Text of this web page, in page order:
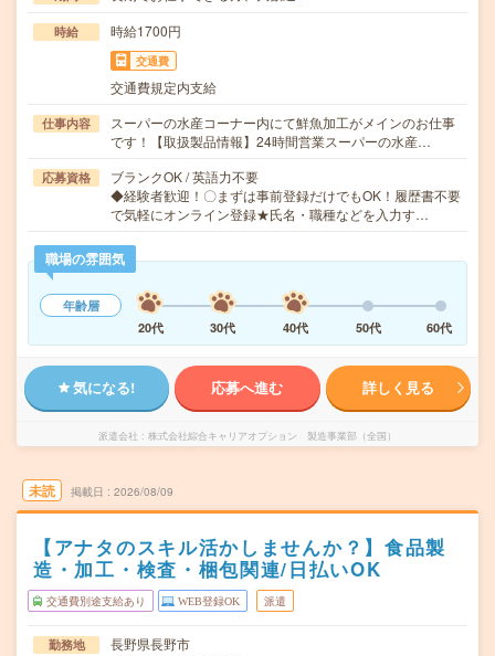
時給 時給1700円
交通費
交通費規定内支給
仕事内容
スーパーの水産コーナー内にて鮮魚加工がメインのお仕事
です！【取扱製品情報】24時間営業スーパーの水産…
応募資格
ブランクOK / 英語力不要
◆経験者歓迎！〇まずは事前登録だけでもOK！履歴書不要
で気軽にオンライン登録★氏名・職種などを入力す…
職場の雰囲気
年齢層
20代
30代 40代 50代 60代
気になる! 応募へ進む 詳しく見る
派遣会社 株式会社綜合キャリアオプション 製造事業部（全国）
未読 掲載日 2026/08/09
【アナタのスキル活かしませんか？】食品製
造・加工・検査・梱包関連/日払いOK
交通費別途支給あり WEB登録OK 派遣
勤務地
長野県長野市